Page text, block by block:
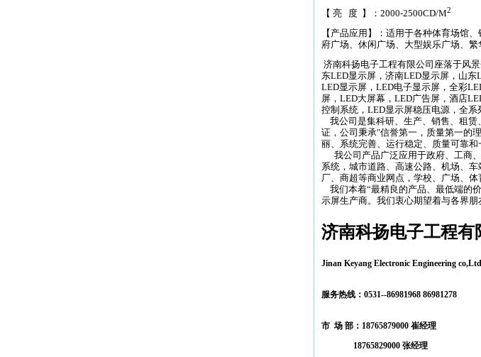
【 亮 度 】：2000-2500CD/M2
【产品应用】：适用于各种体育场馆
府广场、休闲广场、大型娱乐广场、
济南科扬电子工程有限公司座落于风
东LED显示屏，济南LED显示屏，山
LED显示屏，LED电子显示屏，全彩
屏，LED大屏幕，LED广告屏，酒店
控制系统，LED显示屏稳压电源，全系
我公司是集科研、生产、销售、租赁
证，公司秉承"信誉第一，质量第一的
丽、系统完善、运行稳定、质量可靠
我公司产品广泛应用于政府、工商
系统，城市道路、高速公路、机场、
厂、商超等商业网点，学校、广场、体
我们本着“最精良的产品、最低端的
示屏生产商。我们衷心期望着与各界
济南科扬电子工程有
Jinan Keyang Electronic Engineering
服务热线：0531--86981968 86981278
市 场 部：18765879000 崔经理
18765829000 张经理